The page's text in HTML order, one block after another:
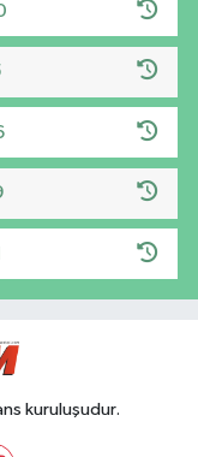
kuruluşudur.